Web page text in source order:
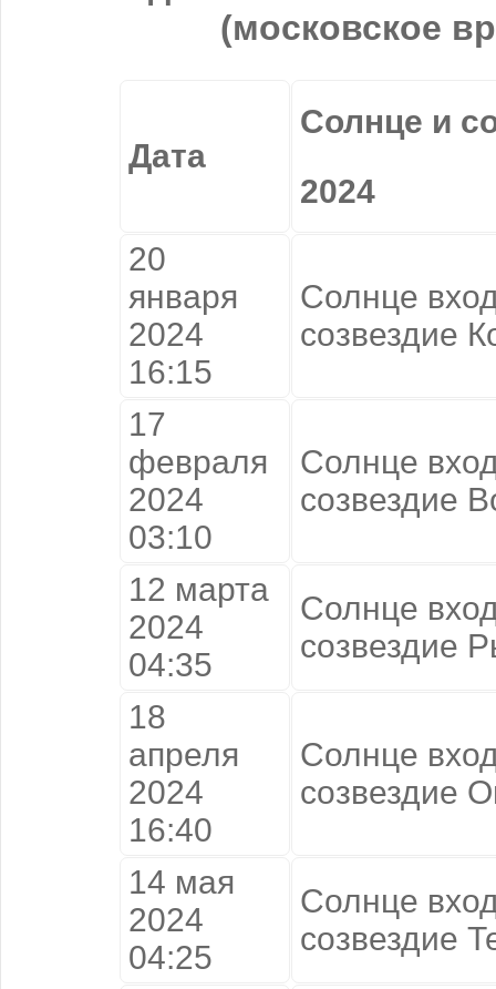
(московское
Дата
Солнце и
2024
20
января
2024
16:15
Солнце
созвездие
17
февраля
2024
03:10
Солнце
созвездие
12 марта
2024
04:35
Солнце
созвездие
18
апреля
2024
16:40
Солнце
созвездие
14 мая
2024
04:25
Солнце
созвездие